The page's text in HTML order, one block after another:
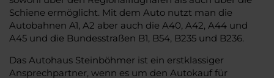
Schiene ermöglicht. Mit dem Auto nutzt man die
Autobahnen A1, A2 aber auch die A40, A42, A44 und
A45 und die Bundesstraßen B1, B54, B235 und B236.
Das Autohaus Steinböhmer ist ein erstklassiger
Ansprechpartner, wenn es um den Autokauf für